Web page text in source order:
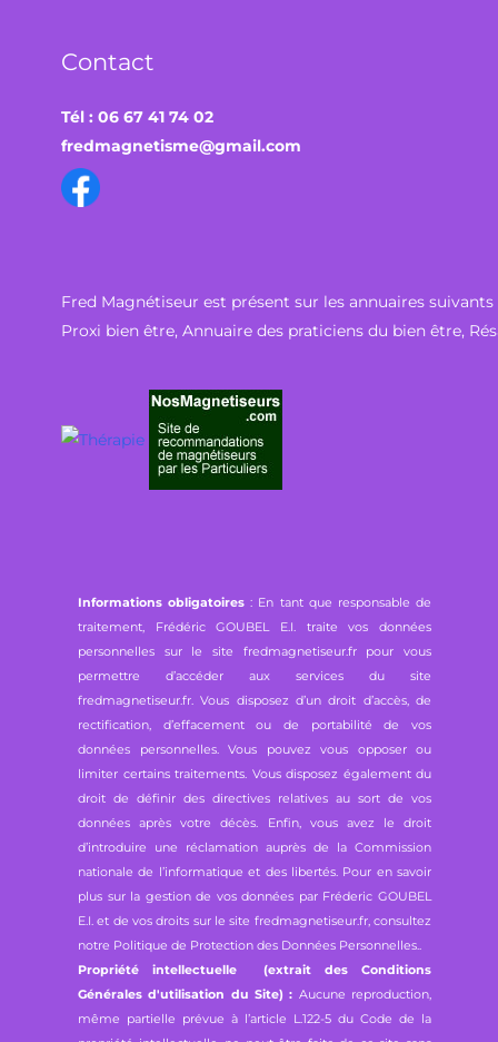
Contact
Tél : 06 67 41 74 02
fredmagnetisme@gmail.com
Fred Magnétiseur est présent sur les annuaires suivants
Proxi bien être, Annuaire des praticiens du bien être,
Informations obligatoires : En tant que responsable de
traitement, Frédéric GOUBEL E.I. traite vos données
personnelles sur le site fredmagnetiseur.fr pour vous
permettre d’accéder aux services du site
fredmagnetiseur.fr. Vous disposez d’un droit d’accès, de
rectification, d’effacement ou de portabilité de vos
données personnelles. Vous pouvez vous opposer ou
limiter certains traitements. Vous disposez également du
droit de définir des directives relatives au sort de vos
données après votre décès. Enfin, vous avez le droit
d’introduire une réclamation auprès de la Commission
nationale de l’informatique et des libertés. Pour en savoir
plus sur la gestion de vos données par Fréderic GOUBEL
E.I. et de vos droits sur le site fredmagnetiseur.fr, consultez
notre Politique de Protection des Données Personnelles.
Propriété intellectuelle (extrait des Conditions
Générales d'utilisation du Site) : Aucune reproduction,
même partielle prévue à l’article L.122-5 du Code de la